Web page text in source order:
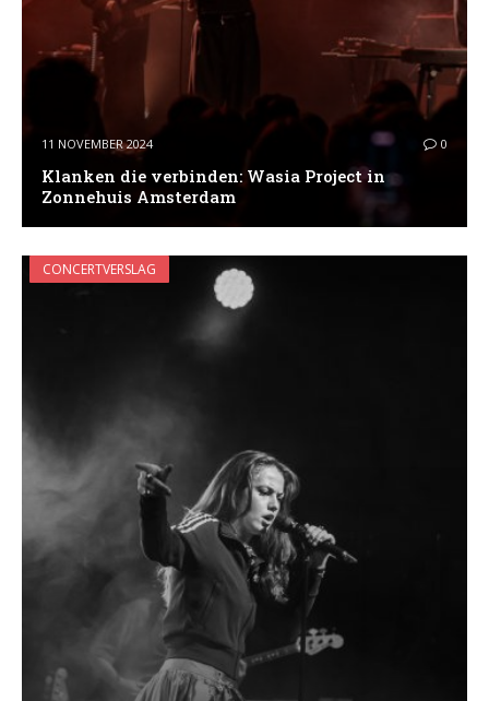
11 NOVEMBER 2024 0
Klanken die verbinden: Wasia Project in
Zonnehuis Amsterdam
CONCERTVERSLAG